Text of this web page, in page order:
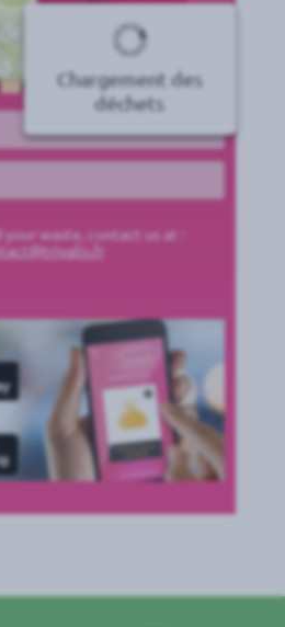
Chargement des
déchets
your waste, contact us at :